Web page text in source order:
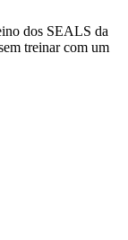
dos SEALS da
treinar com um